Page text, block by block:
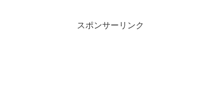
スポンサーリンク